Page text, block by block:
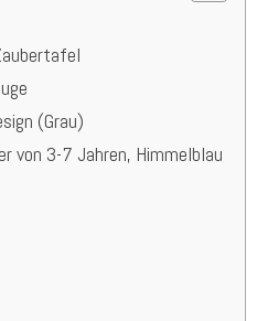
(Grau)
von 3-7 Jahren, Himmelblau